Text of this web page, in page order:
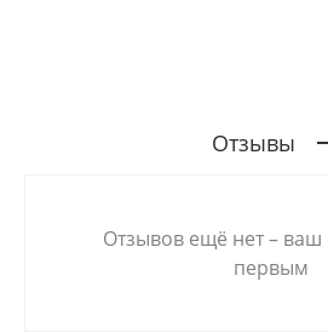
Отзывы
Отзывов ещё нет – ваш
первым